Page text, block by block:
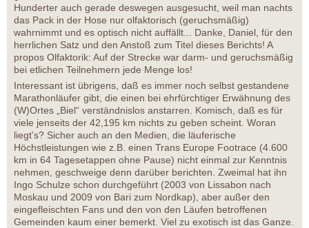
Hunderter auch gerade deswegen ausgesucht, weil man nachts
das Pack in der Hose nur olfaktorisch (geruchsmäßig)
wahrnimmt und es optisch nicht auffällt... Danke, Daniel, für den
herrlichen Satz und den Anstoß zum Titel dieses Berichts! A
propos Olfaktorik: Auf der Strecke war darm- und geruchsmäßig
bei etlichen Teilnehmern jede Menge los!
Interessant ist übrigens, daß es immer noch selbst gestandene
Marathonläufer gibt, die einen bei ehrfürchtiger Erwähnung des
(W)Ortes „Biel“ verständnislos anstarren. Komisch, daß es für
viele jenseits der 42,195 km nichts zu geben scheint. Woran
liegt’s? Sicher auch an den Medien, die läuferische
Höchstleistungen wie z.B. einen Trans Europe Footrace (4.600
km in 64 Tagesetappen ohne Pause) nicht einmal zur Kenntnis
nehmen, geschweige denn darüber berichten. Zweimal hat ihn
Ingo Schulze schon durchgeführt (2003 von Lissabon nach
Moskau und 2009 von Bari zum Nordkap), aber außer den
eingefleischten Fans und den von den Läufen betroffenen
Gemeinden kaum einer bemerkt. Viel zu exotisch ist das Ganze.